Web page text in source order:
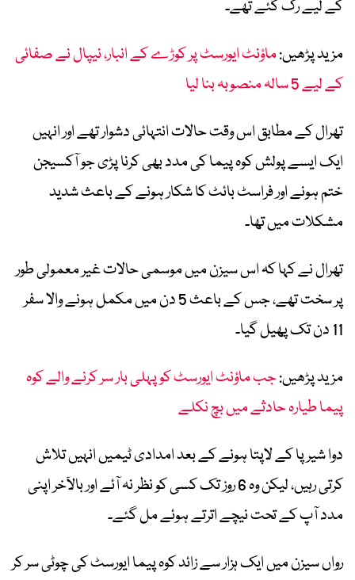
کے لیے رک گئے تھے۔
مزید پڑھیں:ماؤنٹ ایورسٹ پر کوڑے کے انبار، نیپال نے صفائی
کے لیے 5 سالہ منصوبہ بنا لیا
تھرال کے مطابق اس وقت حالات انتہائی دشوار تھے اور انہیں
ایک ایسے پولش کوہ پیما کی مدد بھی کرنا پڑی جو آکسیجن
ختم ہونے اور فراسٹ بائٹ کا شکار ہونے کے باعث شدید
مشکلات میں تھا۔
تھرال نے کہا کہ اس سیزن میں موسمی حالات غیر معمولی طور
پر سخت تھے، جس کے باعث 5 دن میں مکمل ہونے والا سفر
11 دن تک پھیل گیا۔
مزید پڑھیں:جب ماؤنٹ ایورسٹ کو پہلی بار سر کرنے والے کوہ
پیما طیارہ حادثے میں بچ نکلے
دوا شیرپا کے لاپتا ہونے کے بعد امدادی ٹیمیں انہیں تلاش
کرتی رہیں، لیکن وہ 6 روز تک کسی کو نظر نہ آئے اور بالآخر اپنی
مدد آپ کے تحت نیچے اترتے ہوئے مل گئے۔
رواں سیزن میں ایک ہزار سے زائد کوہ پیما ایورسٹ کی چوٹی سر کر